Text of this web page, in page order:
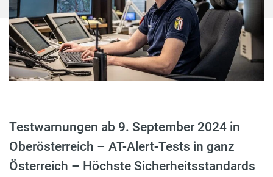
Testwarnungen ab 9. September 2024 in
Oberösterreich – AT-Alert-Tests in ganz
Österreich – Höchste Sicherheitsstandards